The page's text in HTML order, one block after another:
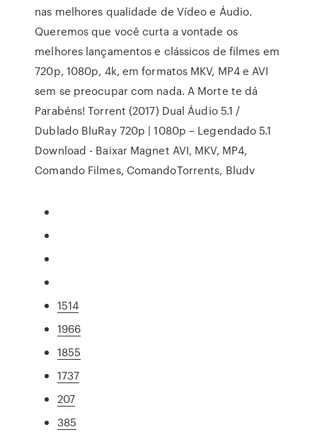
nas melhores qualidade de Vídeo e Áudio.
Queremos que você curta a vontade os
melhores lançamentos e clássicos de filmes em
720p, 1080p, 4k, em formatos MKV, MP4 e AVI
sem se preocupar com nada. A Morte te dá
Parabéns! Torrent (2017) Dual Áudio 5.1 /
Dublado BluRay 720p | 1080p – Legendado 5.1
Download - Baixar Magnet AVI, MKV, MP4,
Comando Filmes, ComandoTorrents, Bludv
1514
1966
1855
1737
207
385